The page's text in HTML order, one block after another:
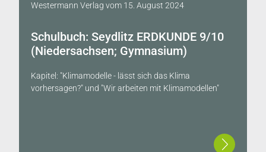
Westermann Verlag vom 15. August 2024
Schulbuch: Seydlitz ERDKUNDE 9/10
(Niedersachsen; Gymnasium)
Kapitel: "Klimamodelle - lässt sich das Klima
vorhersagen?" und "Wir arbeiten mit Klimamodellen"